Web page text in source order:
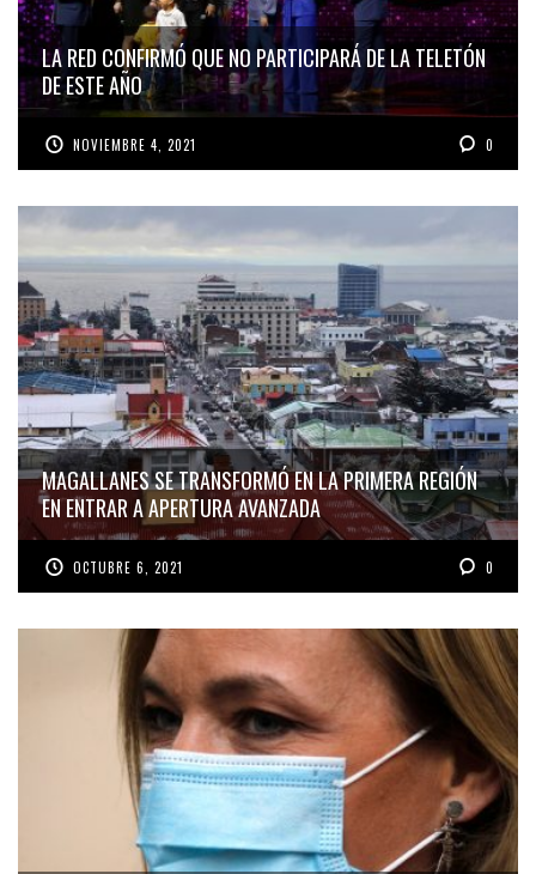
LA RED CONFIRMÓ QUE NO PARTICIPARÁ DE LA TELETÓN
DE ESTE AÑO
NOVIEMBRE 4, 2021 0
MAGALLANES SE TRANSFORMÓ EN LA PRIMERA REGIÓN
EN ENTRAR A APERTURA AVANZADA
OCTUBRE 6, 2021 0